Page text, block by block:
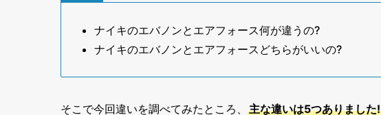
ナイキのエバノンとエアフォース何が違うの?
ナイキのエバノンとエアフォースどちらがいいの?
そこで今回違いを調べてみたところ、 主な違いは5つありました!